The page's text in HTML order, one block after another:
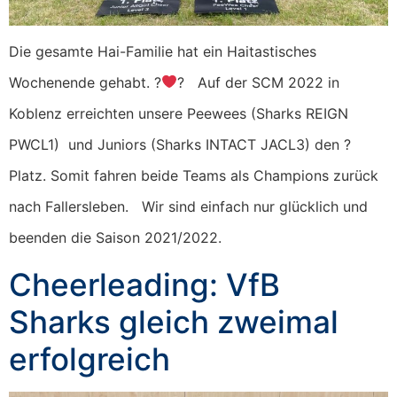
Die gesamte Hai-Familie hat ein Haitastisches
Wochenende gehabt. ?
? Auf der SCM 2022 in
Koblenz erreichten unsere Peewees (Sharks REIGN
PWCL1) und Juniors (Sharks INTACT JACL3) den ?
Platz. Somit fahren beide Teams als Champions zurück
nach Fallersleben. Wir sind einfach nur glücklich und
beenden die Saison 2021/2022.
Cheerleading: VfB
Sharks gleich zweimal
erfolgreich